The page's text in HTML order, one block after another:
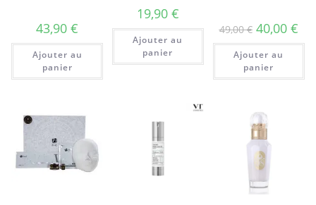
43,90€
Ajouter au
panier
19,90 €
Ajouter au
panier
49,00€ 40,00 €
Ajouter au
panier